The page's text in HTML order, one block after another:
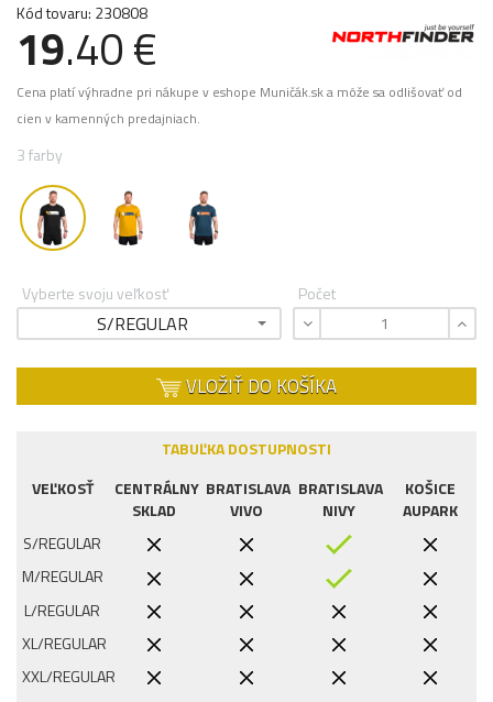
Kód tovaru: 230808
19.40 €
Cena platí výhradne pri nákupe v eshope Muničák.sk a môže sa odlišovať od
cien v kamenných predajniach.
3 farby
Vyberte svoju veľkosť
S/REGULAR
Počet
VLOŽIŤ DO KOŠÍKA
TABUĽKA DOSTUPNOSTI
VEĽKOSŤ
CENTRÁLNY
SKLAD
BRATISLAVA
VIVO
BRATISLAVA
NIVY
KOŠICE
AUPARK
S/REGULAR
M/REGULAR
L/REGULAR
XL/REGULAR
XXL/REGULAR